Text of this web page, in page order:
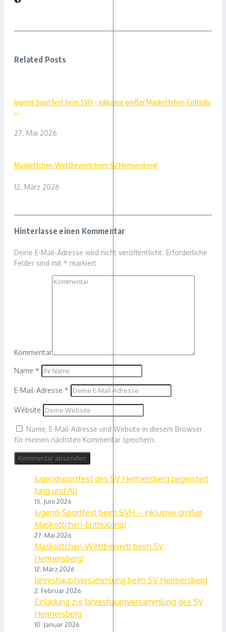
Related Posts
Jugend-Sportfest beim SVH – inklusive großer Maskottchen-Enthüllu
...
27. Mai 2026
Maskottchen-Wettbewerb beim SV Hermersberg!
12. März 2026
Hinterlasse einen Kommentar
Deine E-Mail-Adresse wird nicht veröffentlicht. Erforderliche
Felder sind mit * markiert
Kommentar
Name *
E-Mail-Adresse *
Website
Name, E-Mail-Adresse und Website in diesem Browser
für meinen nächsten Kommentar speichern.
Jugendsportfest des SV Hermersberg begeistert
Jung und Alt
15. Juni 2026
Jugend-Sportfest beim SVH – inklusive großer
Maskottchen-Enthüllung!
27. Mai 2026
Maskottchen-Wettbewerb beim SV
Hermersberg!
12. März 2026
Jahreshauptversammlung beim SV Hermersberg
2. Februar 2026
Einladung zur Jahreshauptversammlung des SV
Hermersberg
10. Januar 2026